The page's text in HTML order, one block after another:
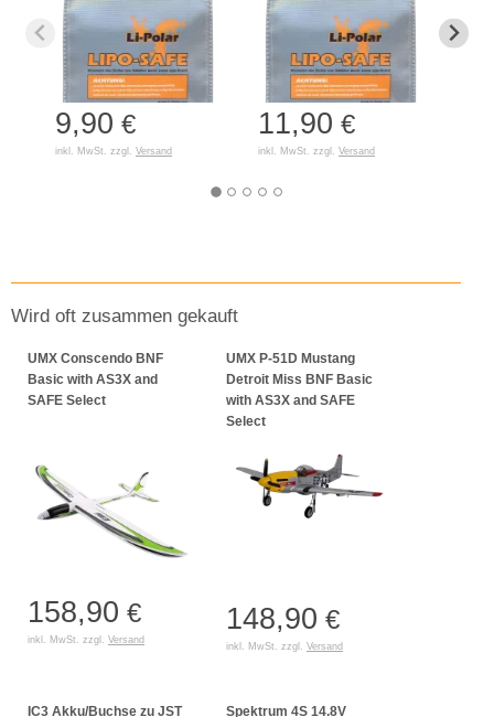
9,90 €
inkl. MwSt. zzgl. Versand
11,90 €
inkl. MwSt. zzgl. Versand
Wird oft zusammen gekauft
UMX Conscendo BNF
Basic with AS3X and
SAFE Select
158,90 €
inkl. MwSt. zzgl. Versand
UMX P-51D Mustang
Detroit Miss BNF Basic
with AS3X and SAFE
Select
148,90 €
inkl. MwSt. zzgl. Versand
IC3 Akku/Buchse zu JST
Spektrum 4S 14.8V